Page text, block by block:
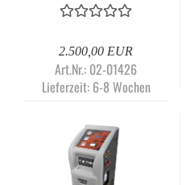
mit 7-Zoll-Touchscreen,
und Befüllung für Kfz-
Klimaanlagen
2.500,00 EUR
Art.Nr.: 02-01426
Lieferzeit: 6-8 Wochen